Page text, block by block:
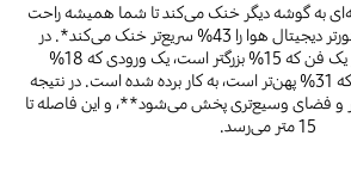
به گوشه دیگر خنک می‌کند تا شما همیشه راحت
باشید. فناوری تقویت اینورتر دیجیتال هوا را 43% سریع‌تر خنک می‌کند*. در
طراحی پیشرفته آن نیز یک فن که 15% بزرگتر است، یک ورودی که 18%
وسیع‌تر است و یک تیغه که 31% پهن‌تر است، به کار برده شده است. در نتیجه
و فضای وسیع‌تری پخش می‌شود**، و این فاصله تا
15 متر می‌رسد.